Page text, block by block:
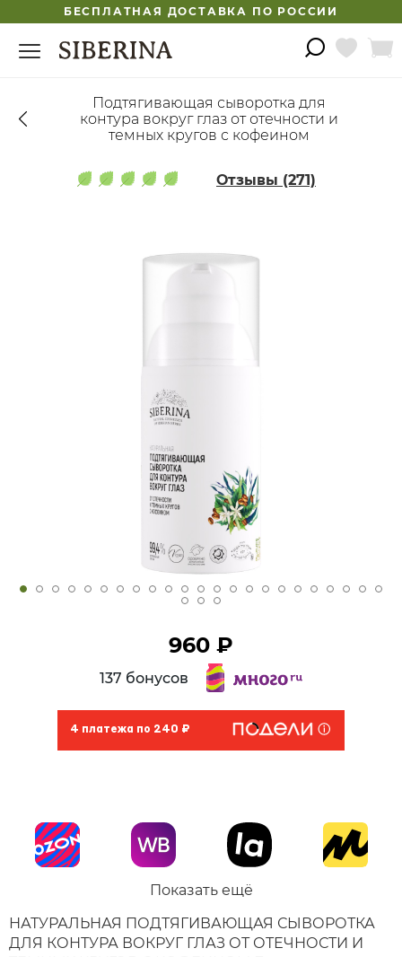
БЕСПЛАТНАЯ ДОСТАВКА ПО РОССИИ
Подтягивающая сыворотка для
контура вокруг глаз от отечности и
темных кругов с кофеином
Отзывы (271)
960 ₽
137 бонусов
4 платежа по 240 ₽
Показать ещё
НАТУРАЛЬНАЯ ПОДТЯГИВАЮЩАЯ СЫВОРОТКА
ДЛЯ КОНТУРА ВОКРУГ ГЛАЗ ОТ ОТЕЧНОСТИ И